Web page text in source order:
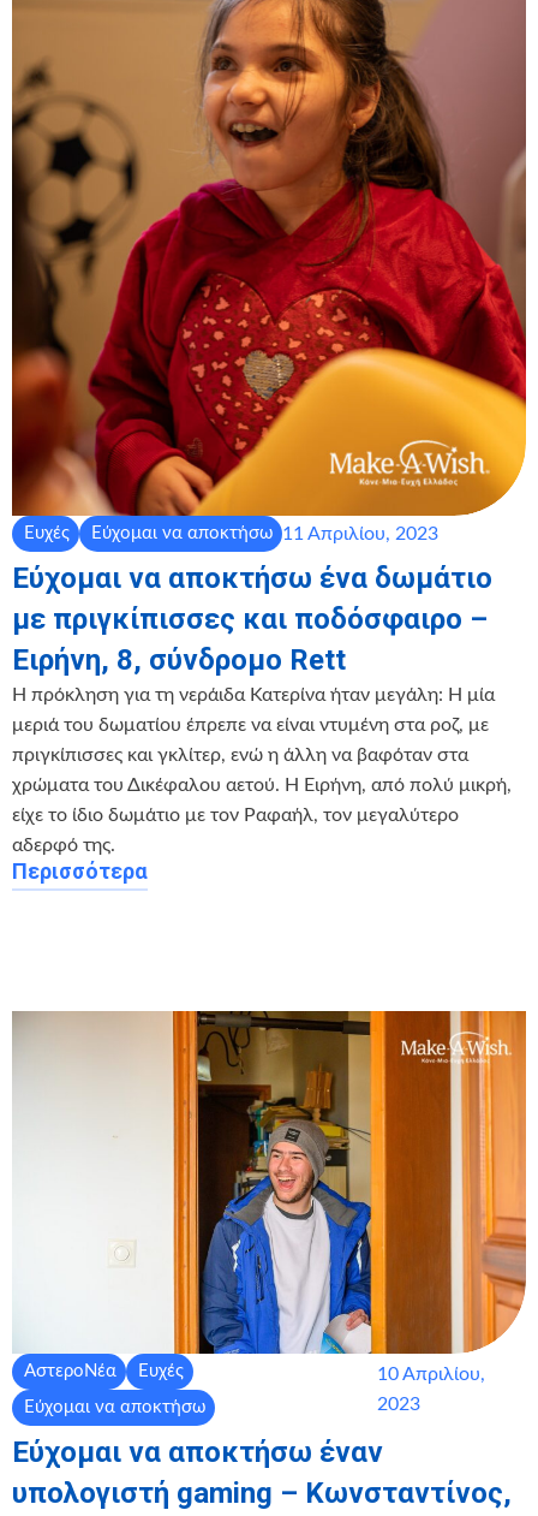
Ευχές Εύχομαι να αποκτήσω 11 Απριλίου, 2023
Εύχομαι να αποκτήσω ένα δωμάτιο
με πριγκίπισσες και ποδόσφαιρο –
Ειρήνη, 8, σύνδρομο Rett
Η πρόκληση για τη νεράιδα Κατερίνα ήταν μεγάλη: Η μία
μεριά του δωματίου έπρεπε να είναι ντυμένη στα ροζ, με
πριγκίπισσες και γκλίτερ, ενώ η άλλη να βαφόταν στα
χρώματα του Δικέφαλου αετού. Η Ειρήνη, από πολύ μικρή,
είχε το ίδιο δωμάτιο με τον Ραφαήλ, τον μεγαλύτερο
αδερφό της.
Περισσότερα
ΑστεροΝέα
Ευχές
Εύχομαι να αποκτήσω
10 Απριλίου,
2023
Εύχομαι να αποκτήσω έναν
υπολογιστή gaming – Κωνσταντίνος,